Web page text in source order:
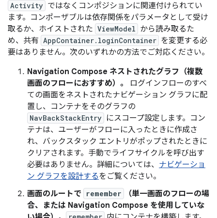
Activity ではなくコンポジションに関連付けられてい
ます。コンポーザブルは依存関係をパラメータとして受け
取るか、ホイストされた ViewModel から読み取るた
め、共有 AppContainer.loginContainer を変更する必
要はありません。次のいずれかの方法でご対応ください。
Navigation Compose ネストされたグラフ（複数
画面のフローにおすすめ）。
ログインフローのすべ
ての画面をネストされたナビゲーション グラフに配
置し、コンテナをそのグラフの
NavBackStackEntry にスコープ設定します。コン
テナは、ユーザーがフローに入ったときに作成さ
れ、バックスタック エントリがポップされたときに
クリアされます。手動でライフサイクルを呼び出す
必要はありません。詳細については、 ナビゲーショ
ン グラフを設計するをご覧ください。
画面のルートで
remember
（単一画面のフローの場
合、または Navigation Compose を使用していな